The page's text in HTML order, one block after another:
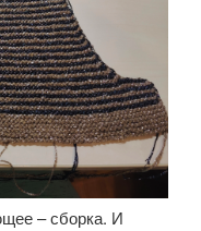
– сборка. И